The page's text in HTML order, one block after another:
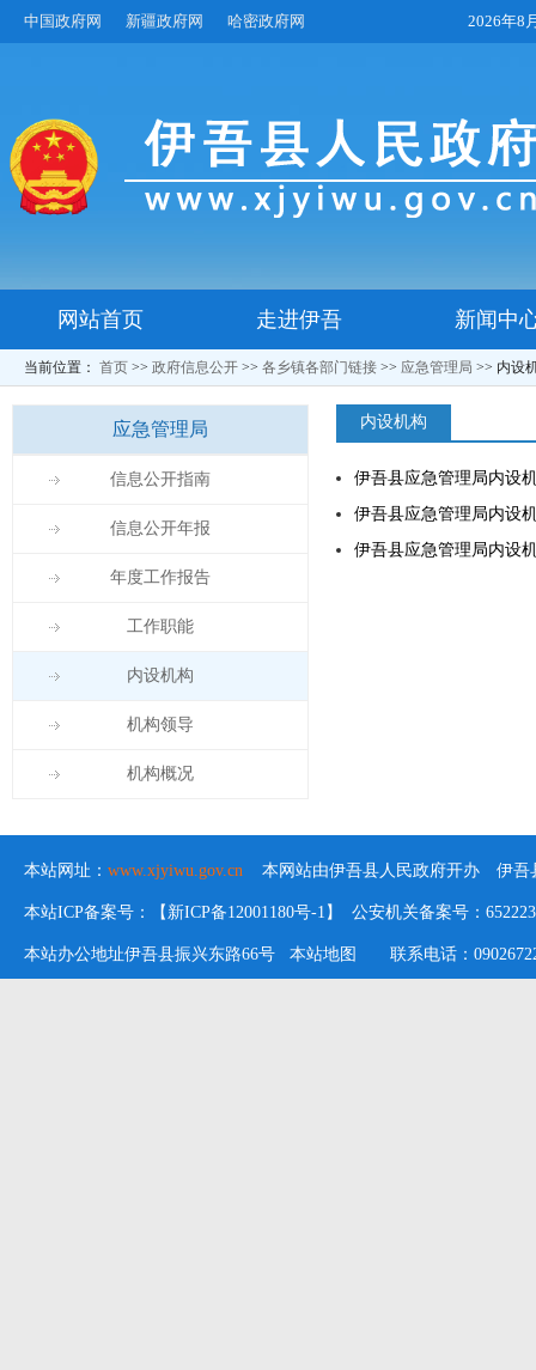
中国政府网 新疆政府网 哈密政府网 2026年8
网站首页 走进伊吾 新闻中
当前位置： 首页 >> 政府信息公开 >> 各乡镇各部门链接 >> 应急管理局 >> 内设
应急管理局
信息公开指南
信息公开年报
年度工作报告
工作职能
内设机构
机构领导
机构概况
内设机构
伊吾县应急管理局内设
伊吾县应急管理局内设
伊吾县应急管理局内设
本站网址： www.xjyiwu.gov.cn 本网站由伊吾县人民政府开办 伊吾
本站ICP备案号：【新ICP备12001180号-1】 公安机关备案号：
本站办公地址伊吾县振兴东路66号 本站地图 联系电话：